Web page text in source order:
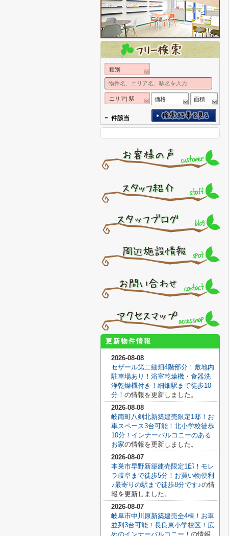
種別
エリア| 駅 価格 面積
- 件該当
更新物件情報
2026-08-08
セザール第二細畑4階部分！敷地内
駐車場あり！浴室乾燥機・食器洗
浄乾燥機付き！細畑駅まで徒歩10
分！ の情報を更新しました。
2026-08-08
岐南町八剣北新築建売限定1邸！お
車スペース3台可能！北小学校徒歩
10分！インナーバルコニーのある
お家の情報を更新しました。
2026-08-07
本巣市早野新築建売限定1邸！モレ
ラ岐阜まで徒歩5分！お買い物便利
♪最寄りの駅まで徒歩8分です♪の情
報を更新しました。
2026-08-07
岐阜市中川原新築建売全4棟！お車
並列3台可能！長良東小学校区！広
めのインナーバルコニー！ の情報